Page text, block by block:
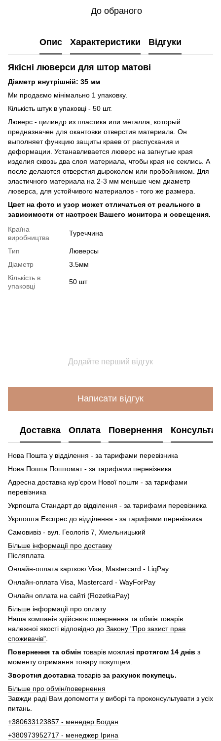
До обраного
Опис Характеристики Відгуки
Якісні люверси для штор матові
Діаметр внутрішній: 35 мм
Ми продаємо мінімально 1 упаковку.
Кількість штук в упаковці - 50 шт.
Люверс - цилиндр из пластика или металла, который
предназначен для окантовки отверстия материала. Он
выполняет функцию защиты краев от распускания и
деформации. Устанавливается люверс на загнутые края
изделия сквозь два слоя материала, чтобы края не секлись. А
после делаются отверстия дыроколом или пробойником. Для
эластичного материала на 2-3 мм меньше чем диаметр
люверса, для устойчивого материалов - того же размера.
Цвет на фото и узор может отличаться от реального в
зависимости от настроек Вашего монитора и освещения.
Країна
виробництва
Туреччина
Тип
Люверсы
Діаметр
3.5мм
Кількість в
упаковці
50 шт
Додайте перший відгук
Написати відгук
Доставка Оплата Повернення
Нова Пошта у відділення - за тарифами перевізника
Нова Пошта Поштомат - за тарифами перевізника
Адресна доставка кур’єром Нової пошти - за тарифами
перевізника
Укрпошта Стандарт до відділення - за тарифами перевізника
Укрпошта Експрес до відділення - за тарифами перевізника
Самовивіз - вул. Геологів 7, Хмельницький
Більше інформації про доставку
Післяплата
Онлайн-оплата карткою Visa, Mastercard - LiqPay
Онлайн-оплата Visa, Mastercard - WayForPay
Онлайн оплата на сайті (RozetkaPay)
Більше інформації про оплату
Наша компанія здійснює повернення та обмін товарів
належної якості відповідно до Закону "Про захист прав
споживачів"
Повернення та обмін товарів можливі протягом 14 днів з
моменту отримання товару покупцем.
Зворотня доставка товарів за рахунок покупець.
Більше про обмін/повернення
Завжди раді Вам допомогти у виборі та проконсультувати з усіх
питань.
+380633123857 - менедер Богдан
+380973952717 - менеджер Ірина